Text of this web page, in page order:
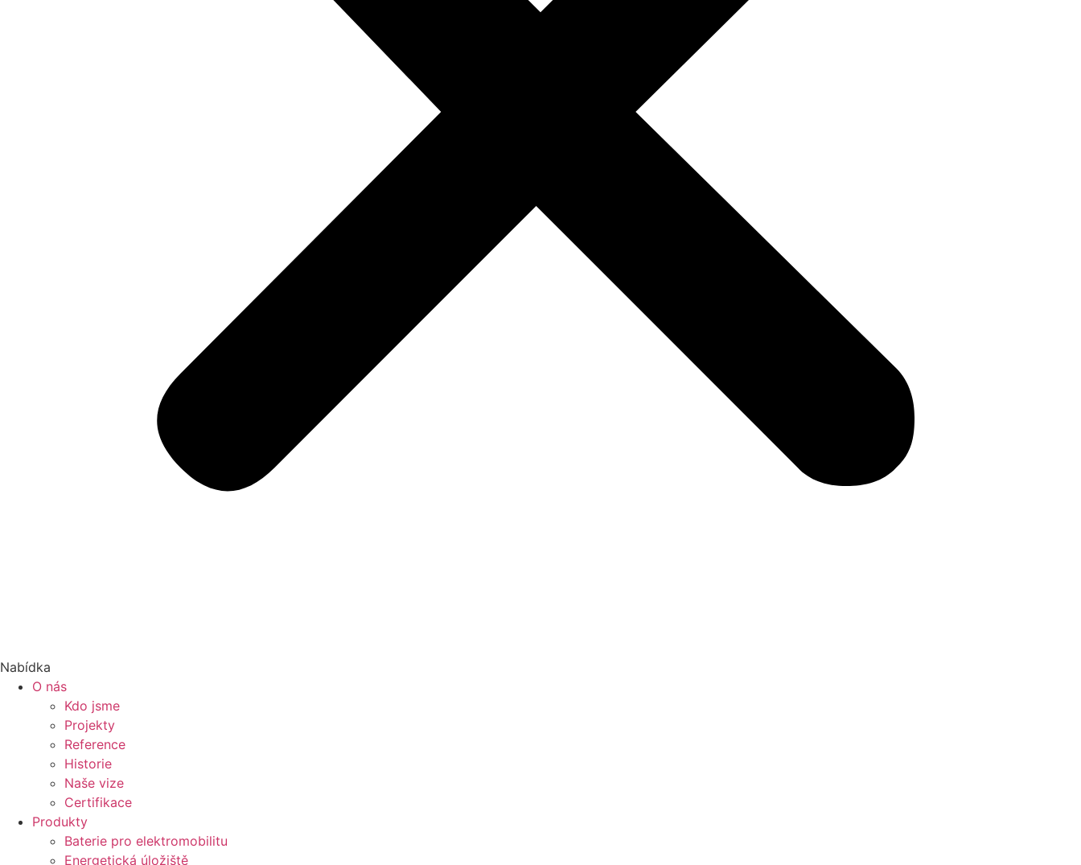
Nabídka
O nás
Kdo jsme
Projekty
Reference
Historie
Naše vize
Certifikace
Produkty
Baterie pro elektromobilitu
Energetická úložiště